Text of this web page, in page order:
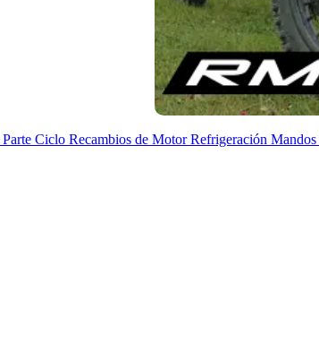
Parte Ciclo Recambios de MotorRefrigeración Mandos